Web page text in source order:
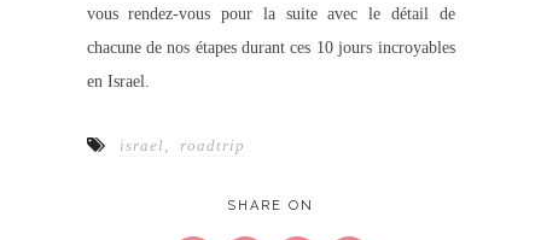
vous rendez-vous pour la suite avec le détail de
chacune de nos étapes durant ces 10 jours incroyables
en Israel.
israel roadtrip
SHARE ON